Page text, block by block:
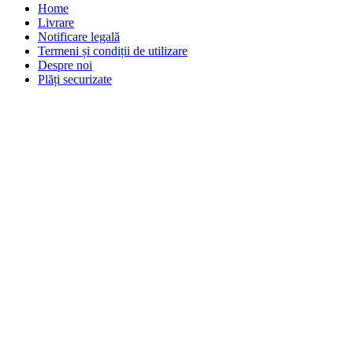
Home
Livrare
Notificare legală
Termeni și condiții de utilizare
Despre noi
Plăți securizate